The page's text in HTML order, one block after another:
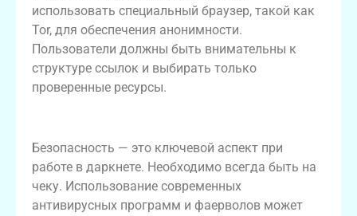
использовать специальный браузер, такой как
Tor, для обеспечения анонимности.
Пользователи должны быть внимательны к
структуре ссылок и выбирать только
проверенные ресурсы.
Безопасность — это ключевой аспект при
работе в даркнете. Необходимо всегда быть на
чеку. Использование современных
антивирусных программ и фаерволов может